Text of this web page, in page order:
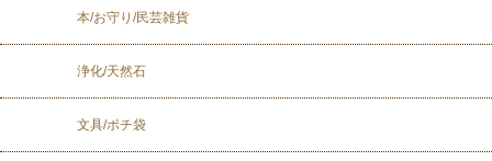
本/お守り/民芸雑貨
浄化/天然石
文具/ポチ袋